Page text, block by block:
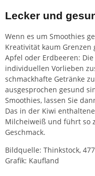
Lecker und
Wenn es um Smoothies
Kreativität kaum Grenzen
Apfel oder Erdbeeren:
individuellen Vorlieben
schmackhafte Getränke
ausgesprochen gesund
Smoothies, lassen Sie
Das in der Kiwi
Milcheiweiß und führt so
Geschmack.
Bildquelle: Thinkstock,
Grafik: Kaufland